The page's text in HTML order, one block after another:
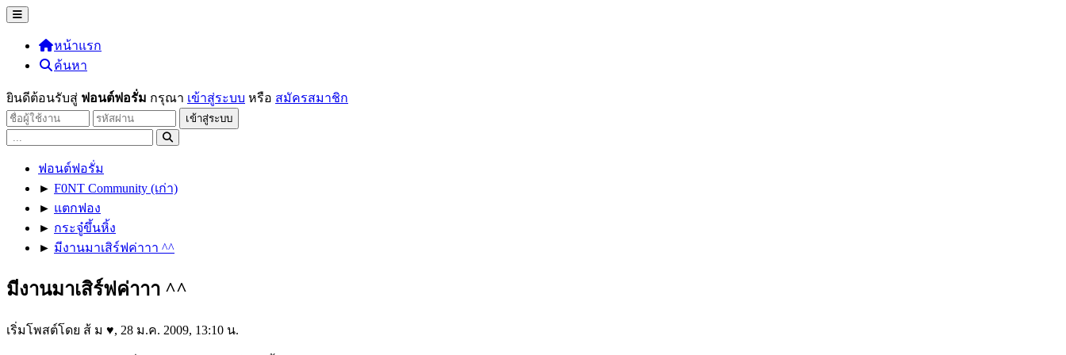
หน้าแรก
ค้นหา
ยินดีต้อนรับสู่ ฟอนต์ฟอรั่ม กรุณา เข้าสู่ระบบ หรือ สมัครสมาชิก
ฟอนต์ฟอรั่ม
► F0NT Community (เก่า)
► แตกฟอง
► กระจู๋ขึ้นหิ้ง
► มีงานมาเสิร์ฟค่าาา ^^
มีงานมาเสิร์ฟค่าาา ^^
เริ่มโพสต์โดย ส้ ม ♥, 28 ม.ค. 2009, 13:10 น.